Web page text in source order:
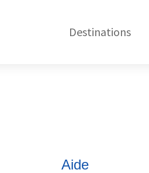
Destinations
Asie
Aide